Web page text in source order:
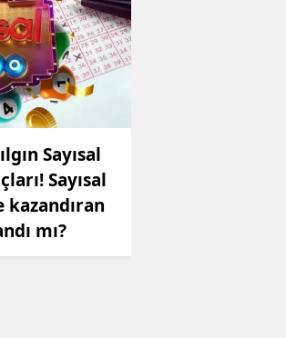
Sayısal
Sayısal
kazandıran
mı?